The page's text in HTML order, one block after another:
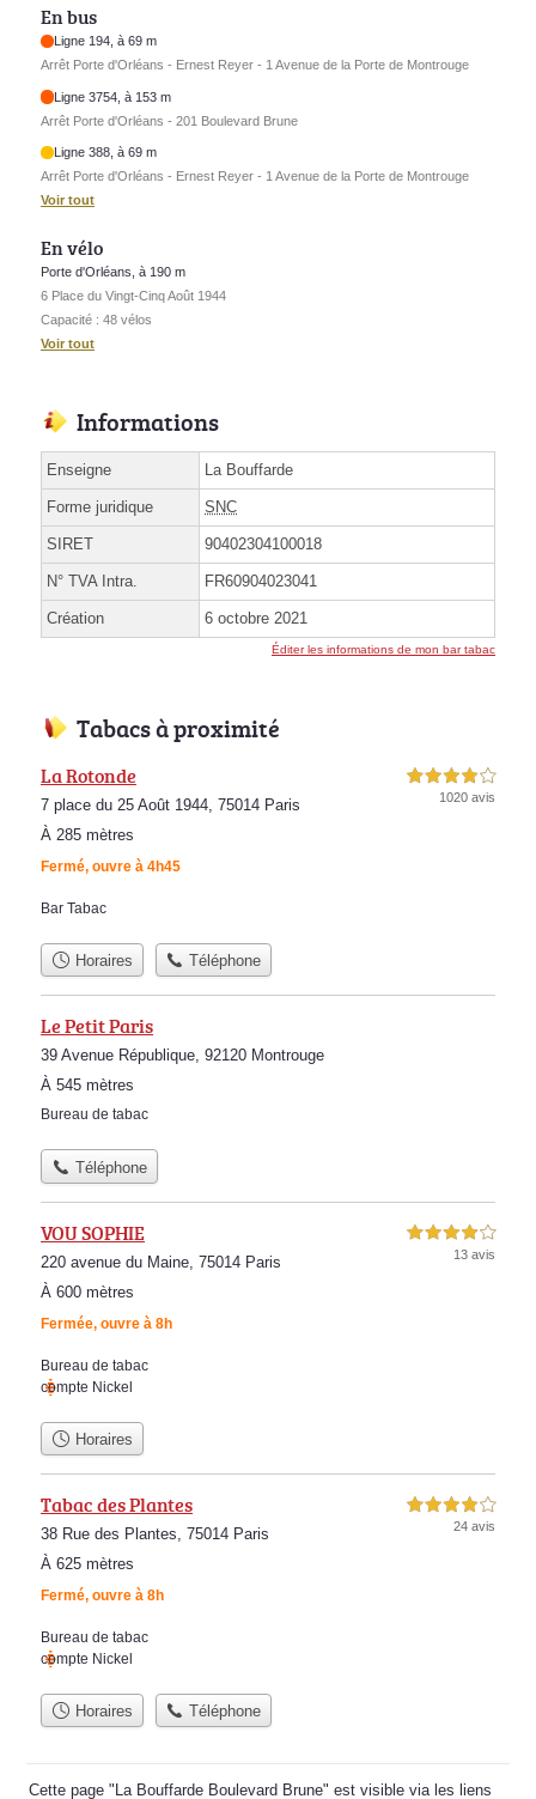
En bus
Ligne 194, à 69 m
Arrêt Porte d'Orléans - Ernest Reyer - 1 Avenue de la Porte de Montrouge
Ligne 3754, à 153 m
Arrêt Porte d'Orléans - 201 Boulevard Brune
Ligne 388, à 69 m
Arrêt Porte d'Orléans - Ernest Reyer - 1 Avenue de la Porte de Montrouge
Voir tout
En vélo
Porte d'Orléans, à 190 m
6 Place du Vingt-Cinq Août 1944
Capacité : 48 vélos
Voir tout
Informations
Enseigne La Bouffarde
Forme juridique SNC
SIRET 90402304100018
N° TVA Intra. FR60904023041
Création 6 octobre 2021
Éditer les informations de mon bar tabac
Tabacs à proximité
La Rotonde
7 place du 25 Août 1944, 75014 Paris
À 285 mètres
Fermé, ouvre à 4h45
4,0 étoiles sur 5
1020 avis
Bar Tabac
Horaires Téléphone
Le Petit Paris
39 Avenue République, 92120 Montrouge
À 545 mètres
Bureau de tabac
Téléphone
VOU SOPHIE
220 avenue du Maine, 75014 Paris
À 600 mètres
Fermée, ouvre à 8h
4,0 étoiles sur 5
13 avis
Bureau de tabac
compte Nickel
Horaires
Tabac des Plantes
38 Rue des Plantes, 75014 Paris
À 625 mètres
Fermé, ouvre à 8h
4,0 étoiles sur 5
24 avis
Bureau de tabac
compte Nickel
Horaires Téléphone
Cette page "La Bouffarde Boulevard Brune" est visible via les liens